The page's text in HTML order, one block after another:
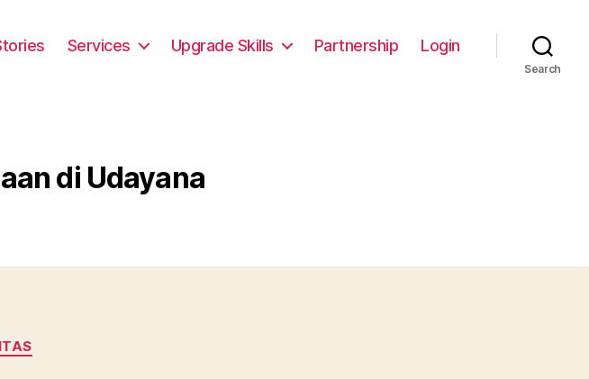
Services Upgrade Skills Partnership Login
Search
di Udayana